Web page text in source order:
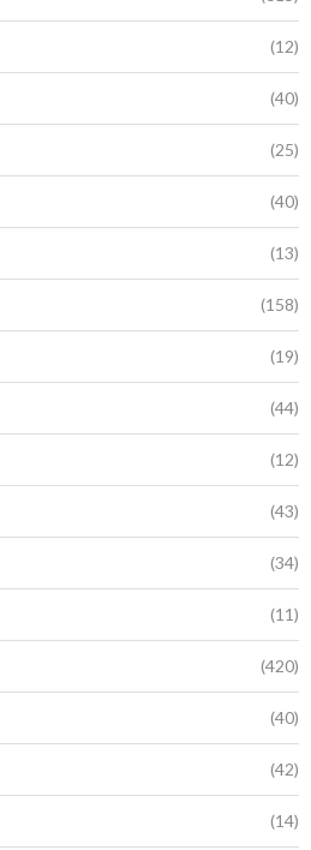
(12)
(40)
(25)
(40)
(13)
(158)
(19)
(44)
(12)
(43)
(34)
(11)
(420)
(40)
(42)
(14)